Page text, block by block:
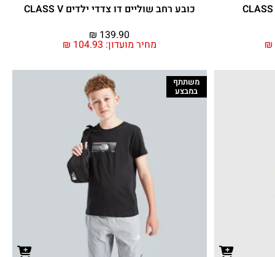
₪
כובע רחב שוליים דו צדדי ילדים CLASS V
מחיר מועדון: ₪ 104.93
₪ 139.90
משתתף
במבצע